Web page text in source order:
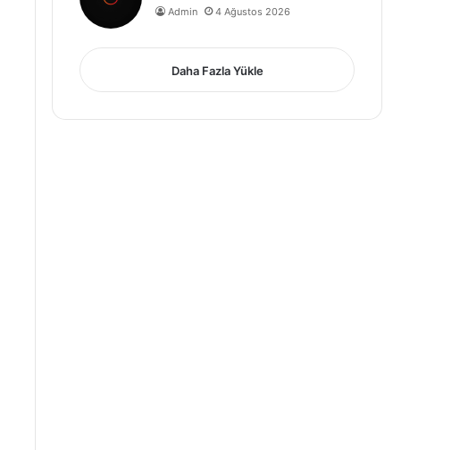
Admin 4 Ağustos 2026
Daha Fazla Yükle